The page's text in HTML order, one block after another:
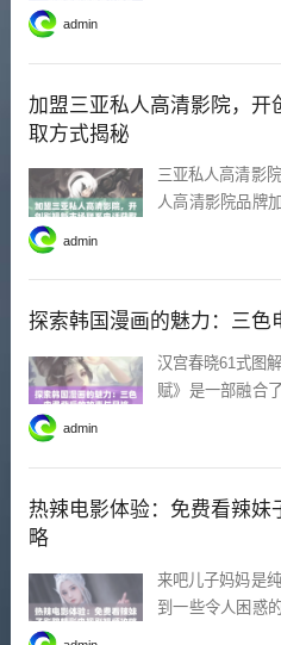
的按钮突然被我
随着音乐摇摆，
识到，玩具不仅
admin
加盟三亚私人高清影院，开
取方式揭秘
三亚私人高清影
人高清影院品牌
热线获取更多信
您是初次创业还
的来电咨询。 三
admin
探索韩国漫画的魅力：三色
汉宫春晓61式图
赋》是一部融合
触描绘梅花的风
于喜爱中华传统
得收藏的书籍，
admin
热辣电影体验：免费看辣妹
略
来吧儿子妈妈是
到一些令人困惑
择。你是否曾在